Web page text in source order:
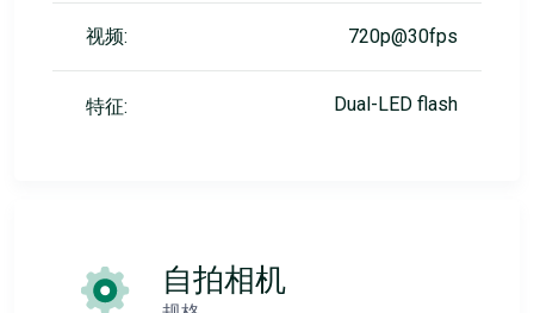
视频: 720p@30fps
特征: Dual-LED flash
自拍相机